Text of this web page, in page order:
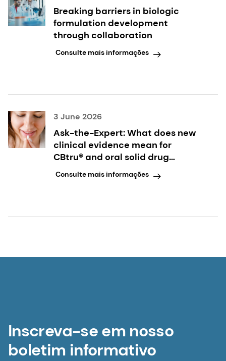
Breaking barriers in biologic
formulation development
through collaboration
Consulte mais informações
3 June 2026
Ask-the-Expert: What does new
clinical evidence mean for
CBtru® and oral solid drug
delivery?
Consulte mais informações
Inscreva-se em nosso
boletim informativo